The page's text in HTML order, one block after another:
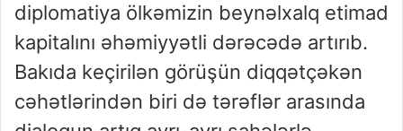
diplomatiya ölkəmizin beynəlxalq etimad
kapitalını əhəmiyyətli dərəcədə artırıb.
Bakıda keçirilən görüşün diqqətçəkən
cəhətlərindən biri də tərəflər arasında